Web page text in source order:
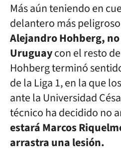
Más aún teniendo en
delantero más
Alejandro Hohberg,
Uruguaycon el resto
Hohberg terminó
de la Liga 1, en la que
ante la Universidad
técnico ha decidido no
estará Marcos
arrastra una lesión.